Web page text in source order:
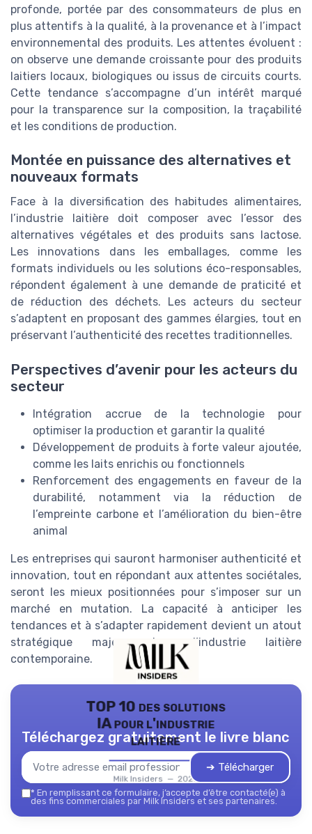
profonde, portée par des consommateurs de plus en
plus attentifs à la qualité, à la provenance et à l’impact
environnemental des produits. Les attentes évoluent :
on observe une demande croissante pour des produits
laitiers locaux, biologiques ou issus de circuits courts.
Cette tendance s’accompagne d’un intérêt marqué
pour la transparence sur la composition, la traçabilité
et les conditions de production.
Montée en puissance des alternatives et
nouveaux formats
Face à la diversification des habitudes alimentaires,
l’industrie laitière doit composer avec l’essor des
alternatives végétales et des produits sans lactose.
Les innovations dans les emballages, comme les
formats individuels ou les solutions éco-responsables,
répondent également à une demande de praticité et
de réduction des déchets. Les acteurs du secteur
s’adaptent en proposant des gammes élargies, tout en
préservant l’authenticité des recettes traditionnelles.
Perspectives d’avenir pour les acteurs du
secteur
Intégration accrue de la technologie pour
optimiser la production et garantir la qualité
Développement de produits à forte valeur ajoutée,
comme les laits enrichis ou fonctionnels
Renforcement des engagements en faveur de la
durabilité, notamment via la réduction de
l’empreinte carbone et l’amélioration du bien-être
animal
Les entreprises qui sauront harmoniser authenticité et
innovation, tout en répondant aux attentes sociétales,
seront les mieux positionnées pour s’imposer sur un
marché en mutation. La capacité à anticiper les
tendances et à s’adapter rapidement devient un atout
stratégique majeur dans l’industrie laitière
contemporaine.
TOP 10 des solutions
IA pour l'industrie
laitière
Milk Insiders — 2026
Téléchargez gratuitement le livre blanc
➔ Télécharger
* En remplissant ce formulaire, j’accepte d’être contacté(e) à
des fins commerciales par Milk Insiders et ses partenaires.